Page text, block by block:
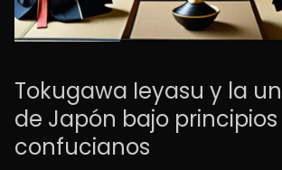
Tokugawa Ieyasu y la
de Japón bajo principios
confucianos